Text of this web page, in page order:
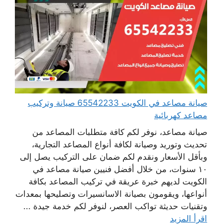
صيانة مصاعد في الكويت 65542233 صيانة وتركيب
مصاعد كهربائية
صيانة مصاعد، نوفر لكم كافة متطلبات المصاعد من
تحديث وتوريد وصيانة لكافة أنواع المصاعد التجارية،
وبأقل الأسعار ونقدم لكم ضمان على التركيب يصل إلى
١٠ سنوات، من خلال أفضل فنيين صيانة مصاعد في
الكويت لديهم خبرة عريقة في تركيب المصاعد بكافة
أنواعها، ويقومون بصيانة الاسانسيرات وتصليحها بمعدات
وتقنيات حديثة تواكب العصر، لنوفر لكم خدمة جيدة ...
اقرأ المزيد